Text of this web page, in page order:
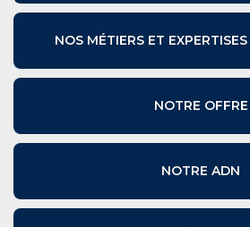
NOS MÉTIERS ET
NOTRE OFFRE
NOTRE ADN